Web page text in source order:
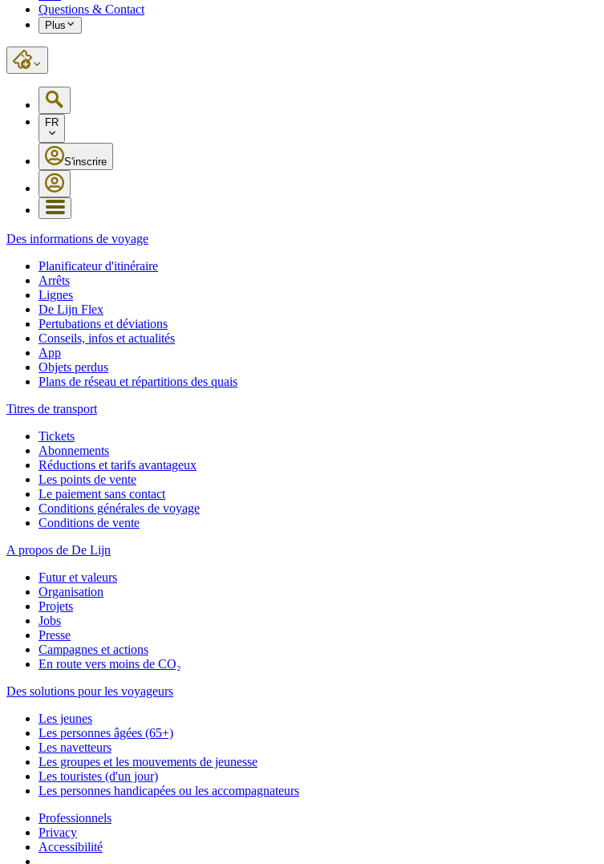
Questions & Contact
Plus
FR
S'inscrire
Des informations de voyage
Planificateur d'itinéraire
Arrêts
Lignes
De Lijn Flex
Pertubations et déviations
Conseils, infos et actualités
App
Objets perdus
Plans de réseau et répartitions des quais
Titres de transport
Tickets
Abonnements
Réductions et tarifs avantageux
Les points de vente
Le paiement sans contact
Conditions générales de voyage
Conditions de vente
A propos de De Lijn
Futur et valeurs
Organisation
Projets
Jobs
Presse
Campagnes et actions
En route vers moins de CO₂
Des solutions pour les voyageurs
Les jeunes
Les personnes âgées (65+)
Les navetteurs
Les groupes et les mouvements de jeunesse
Les touristes (d'un jour)
Les personnes handicapées ou les accompagnateurs
Professionnels
Privacy
Accessibilité